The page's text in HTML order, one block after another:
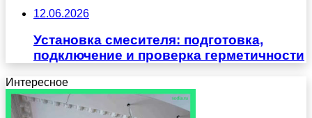
12.06.2026
Установка смесителя: подготовка,
подключение и проверка герметичности
Интересное